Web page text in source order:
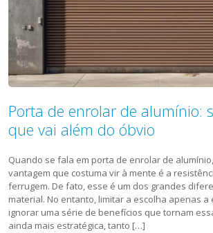
Porta de enrolar de alumínio:
que vai além do óbvio
Quando se fala em porta de enrolar de
vantagem que costuma vir à mente é a
ferrugem. De fato, esse é um dos grandes
material. No entanto, limitar a escolha apenas a
ignorar uma série de benefícios que tornam
ainda mais estratégica, tanto […]